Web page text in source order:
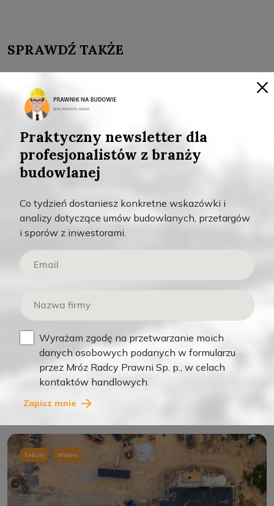
SPRAWDŹ TAKŻE
Teksty ,
MAR 16, 2026
Kary umowne za naruszone terminy – trzy rzeczy,
które mogą zadecydować o sporze
Czytaj więcej
Teksty , Wideo
Praktyczny newsletter dla
profesjonalistów z branży
budowlanej
Co tydzień dostaniesz konkretne wskazówki i
analizy dotyczące umów budowlanych, przetargów
i sporów z inwestorami.
Wyrażam zgodę na przetwarzanie moich
danych osobowych podanych w formularzu
przez Mróz Radcy Prawni Sp. p., w celach
kontaktów handlowych.
Zapisz mnie